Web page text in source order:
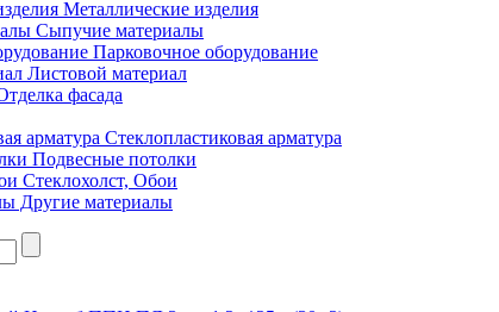
Металлические изделия
Сыпучие материалы
Парковочное оборудование
Листовой материал
фасада
Стеклопластиковая арматура
Подвесные потолки
Стеклохолст, Обои
Другие материалы